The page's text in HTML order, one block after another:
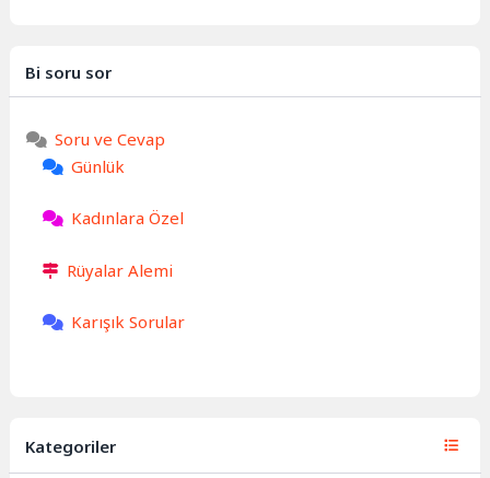
Bi soru sor
Soru ve Cevap
Günlük
Kadınlara Özel
Rüyalar Alemi
Karışık Sorular
Kategoriler